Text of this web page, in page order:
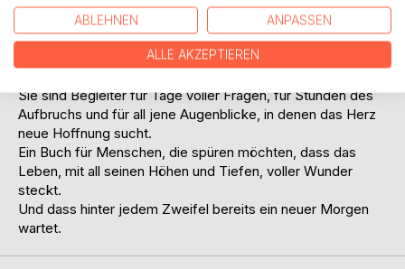
von Momenten der Verletzlichkeit und von der
erstaunlichen Kraft, die in jedem Menschen wächst, selbst
wenn der Weg dunkel erscheint.
Sie sind Begleiter für Tage voller Fragen, für Stunden des
Aufbruchs und für all jene Augenblicke, in denen das Herz
neue Hoffnung sucht.
Ein Buch für Menschen, die spüren möchten, dass das
Leben, mit all seinen Höhen und Tiefen, voller Wunder
steckt.
Und dass hinter jedem Zweifel bereits ein neuer Morgen
wartet.
ABLEHNEN ANPASSEN
ALLE AKZEPTIEREN